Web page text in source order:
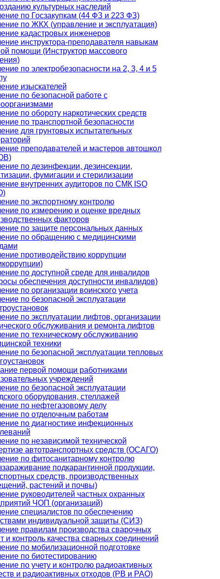
культурных наследий
по Госзакупкам (44 ФЗ и 223 ФЗ)
по ЖКХ (управление и эксплуатация)
кадастровых инженеров
инструктора-преподавателя навыкам
помощи (Инструктор массового
по электробезопасности на 2, 3, 4 и 5
изыскателей
по безопасной работе с
по обороту наркотических средств
по транспортной безопасности
для грунтовых испытательных
преподавателей и мастеров автошкол
по дезинфекции, дезинсекции,
фумигации и стерилизации
внутренних аудиторов по СМК ISO
по экспортному контролю
по измерению и оценке вредных
факторов
по защите персональных данных
по обращению с медицинскими
противодействию коррупции
по доступной среде для инвалидов
обеспечения доступности инвалидов)
по организации воинского учета
по безопасной эксплуатации
по эксплуатации лифтов, организации
обслуживания и ремонта лифтов
по техническому обслуживанию
техники
по безопасной эксплуатации тепловых
первой помощи работниками
учреждений
по безопасной эксплуатации
оборудования, стеллажей
по нефтегазовому делу
по отделочным работам
по диагностике инфекционных
по независимой технической
автотранспортных средств (ОСАГО)
по фитосанитарному контролю
подкарантинной продукции,
средств, производственных
растений и почвы)
руководителей частных охранных
ЧОП (организаций)
специалистов по обеспечению
индивидуальной защиты (СИЗ)
правилам производства сварочных
и контроль качества сварных соединений
по мобилизационной подготовке
по биотестированию
по учету и контролю радиоактивных
и радиоактивных отходов (РВ и РАО)